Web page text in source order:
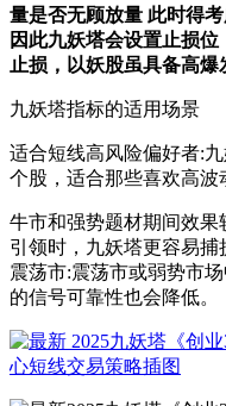
量是否无顾放量 此时得
因此九妖塔会设置止损位
止损，以妖股虽具备高爆
九妖塔指标的适用场景
适合短线高风险偏好者:
个股，适合那些喜欢高波
牛市和强势题材期间效
引领时，九妖塔更容易
震荡市:震荡市或弱势市
的信号可靠性也会降低。